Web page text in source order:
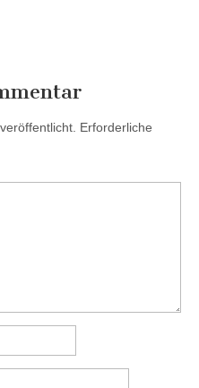
Erforderliche